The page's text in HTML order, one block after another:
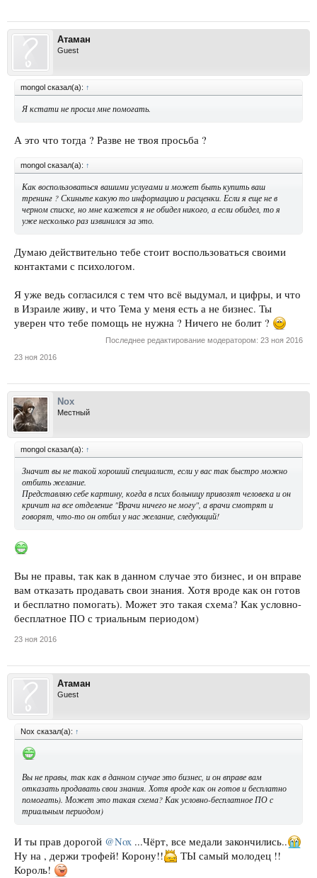
Атаман
Guest
mongol сказал(а): ↑
Я кстати не просил мне помогать.
А это что тогда ? Разве не твоя просьба ?
mongol сказал(а): ↑
Как воспользоваться вашими услугами и может быть купить ваш
тренинг ? Скиньте какую то информацию и расценки. Если я еще не в
черном списке, но мне кажется я не обидел никого, а если обидел, то я
уже несколько раз извинился за это.
Думаю действительно тебе стоит воспользоваться своими
контактами с психологом.
Я уже ведь согласился с тем что всё выдумал, и цифры, и что
в Израиле живу, и что Тема у меня есть а не бизнес. Ты
уверен что тебе помощь не нужна ? Ничего не болит ?
Последнее редактирование модератором: 23 ноя 2016
23 ноя 2016
Nox
Местный
mongol сказал(а): ↑
Значит вы не такой хороший специалист, если у вас так быстро можно
отбить желание.
Представляю себе картину, когда в псих больницу привозят человека и он
кричит на все отделение "Врачи ничего не могу", а врачи смотрят и
говорят, что-то он отбил у нас желание, следующий!
Вы не правы, так как в данном случае это бизнес, и он вправе
вам отказать продавать свои знания. Хотя вроде как он готов
и бесплатно помогать). Может это такая схема? Как условно-
бесплатное ПО с триальным периодом)
23 ноя 2016
Атаман
Guest
Nox сказал(а): ↑
Вы не правы, так как в данном случае это бизнес, и он вправе вам
отказать продавать свои знания. Хотя вроде как он готов и бесплатно
помогать). Может это такая схема? Как условно-бесплатное ПО с
триальным периодом)
И ты прав дорогой @Nox ...Чёрт, все медали закончились..
Ну на , держи трофей! Корону!!
ТЫ самый молодец !!
Король!